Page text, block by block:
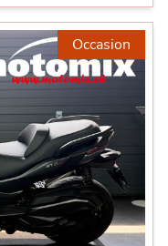
Occasion